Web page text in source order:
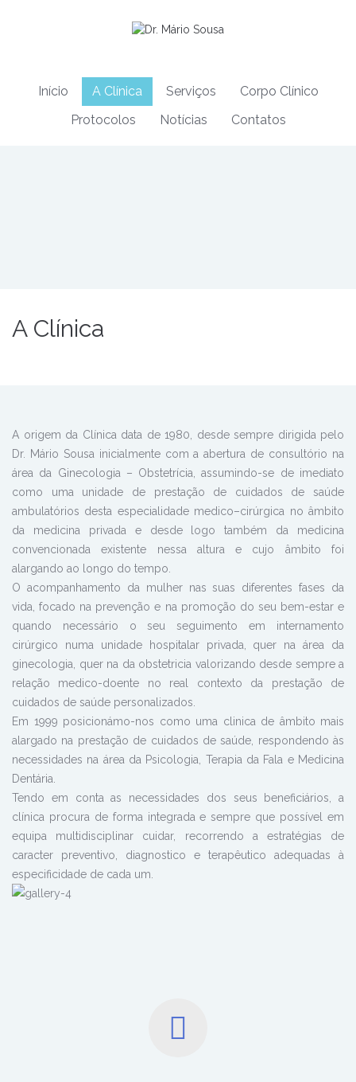
Início A Clínica Serviços
Corpo Clínico
Protocolos
Notícias Contatos
A Clínica
A origem da Clínica data de 1980, desde sempre dirigida pelo
Dr. Mário Sousa inicialmente com a abertura de consultório na
área da Ginecologia – Obstetrícia, assumindo-se de imediato
como uma unidade de prestação de cuidados de saúde
ambulatórios desta especialidade medico–cirúrgica no âmbito
da medicina privada e desde logo também da medicina
convencionada existente nessa altura e cujo âmbito foi
alargando ao longo do tempo.
O acompanhamento da mulher nas suas diferentes fases da
vida, focado na prevenção e na promoção do seu bem-estar e
quando necessário o seu seguimento em internamento
cirúrgico numa unidade hospitalar privada, quer na área da
ginecologia, quer na da obstetricia valorizando desde sempre a
relação medico-doente no real contexto da prestação de
cuidados de saúde personalizados.
Em 1999 posicionámo-nos como uma clinica de âmbito mais
alargado na prestação de cuidados de saúde, respondendo às
necessidades na área da Psicologia, Terapia da Fala e Medicina
Dentária.
Tendo em conta as necessidades dos seus beneficiários, a
clínica procura de forma integrada e sempre que possível em
equipa multidisciplinar cuidar, recorrendo a estratégias de
caracter preventivo, diagnostico e terapêutico adequadas à
especificidade de cada um.